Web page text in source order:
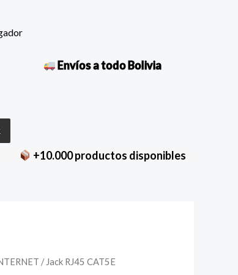
Envíos a todo Bolivia
+10.000 productos disponibles
/ Jack RJ45 CAT5E